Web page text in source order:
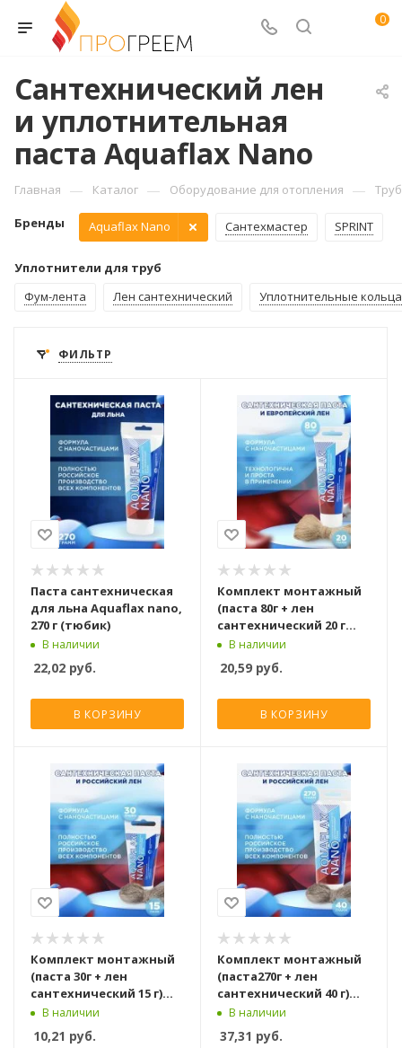
0
Сантехнический лен
и уплотнительная
паста Aquaflax Nano
Главная — Каталог — Оборудование для отопления —
Бренды Сантехмастер SPRINT
Aquaflax Nano
Уплотнители для труб
Фум-лента
Лен сантехнический Уплотнительные кольца
ФИЛЬТР
Паста сантехническая
для льна Aquaflax nano,
270 г (тюбик)
В наличии
22,02 руб.
В КОРЗИНУ
Комплект монтажный
(паста 80г + лен
сантехнический 20 г
Европа) Aquaflax nano,
В наличии
20,59 руб.
В КОРЗИНУ
Комплект монтажный
(паста 30г + лен
сантехнический 15 г)
Aquaflax nano, 61004
В наличии
10,21 руб.
Комплект монтажный
(паста270г + лен
сантехнический 40 г)
Aquaflax nano, 61006
В наличии
37,31 руб.